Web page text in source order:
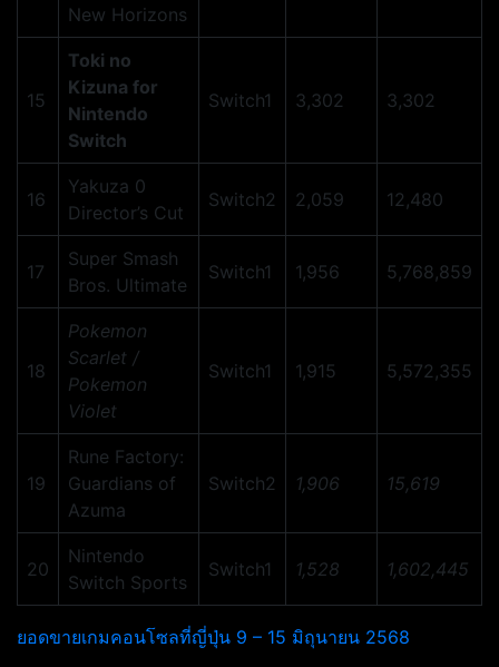
New Horizons
15
Toki no
Kizuna for
Nintendo
Switch
Switch1 3,302 3,302
16
Yakuza 0
Director’s Cut
Switch2 2,059 12,480
17
Super Smash
Bros. Ultimate
Switch1 1,956 5,768,859
18
Pokemon
Scarlet /
Pokemon
Violet
Switch1 1,915 5,572,355
19
Rune Factory:
Guardians of
Azuma
Switch2 1,906 15,619
20
Nintendo
Switch Sports
Switch1 1,528 1,602,445
ยอดขายเกมคอนโซลที่ญี่ปุ่น 9 – 15 มิถุนายน 2568